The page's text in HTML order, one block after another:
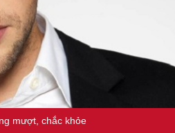
mượt, chắc khỏe